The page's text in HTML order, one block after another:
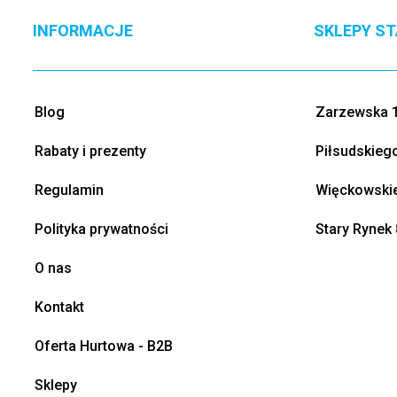
INFORMACJE
Blog
Rabaty i prezenty
Regulamin
Polityka prywatności
O nas
Kontakt
Oferta Hurtowa - B2B
Sklepy
SKLEPY
Zarzewska
Stary